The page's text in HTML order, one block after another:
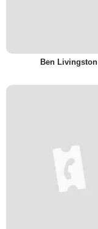
Ben Livingston